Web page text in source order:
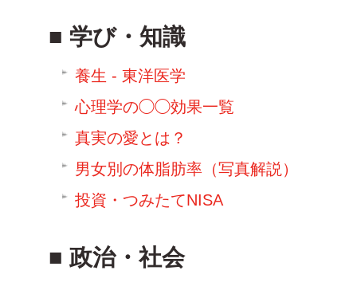
学び・知識
養生 - 東洋医学
心理学の◯◯効果一覧
真実の愛とは？
男女別の体脂肪率（写真解説）
投資・つみたてNISA
政治・社会